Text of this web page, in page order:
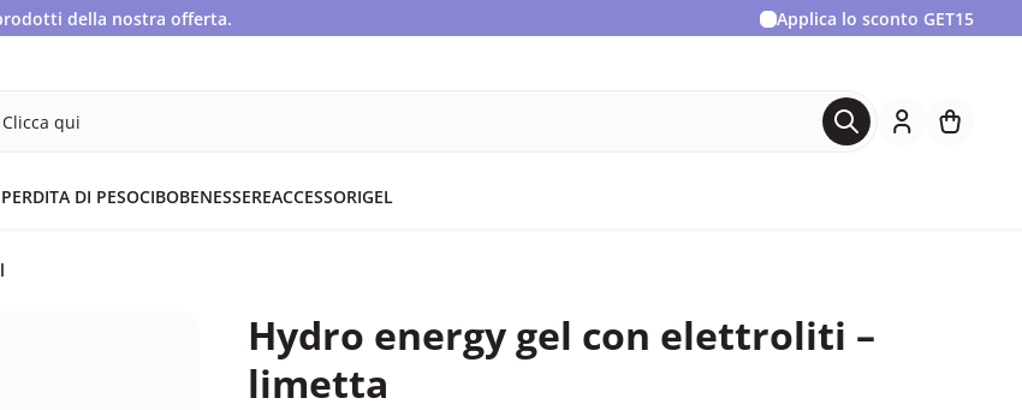
della nostra offerta. Applica lo sconto GET15
qui
PERDITA DI PESOCIBOBENESSEREACCESSORIGEL
Hydro energy gel con elettroliti –
limetta